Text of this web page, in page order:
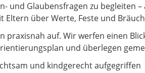
und Glaubensfragen zu begleiten
Eltern über Werte, Feste und
praxisnah auf. Wir werfen einen
und überlegen
und kindgerecht